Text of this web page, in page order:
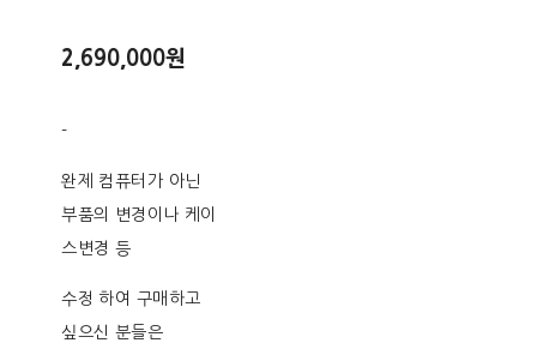
2,690,000원
-
완제 컴퓨터가 아닌
부품의 변경이나 케이
스변경 등
수정 하여 구매하고
싶으신 분들은